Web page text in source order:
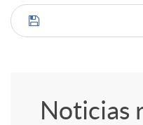
C
Noticias